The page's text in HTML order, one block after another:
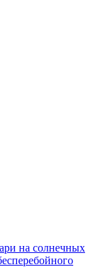
на солнечных